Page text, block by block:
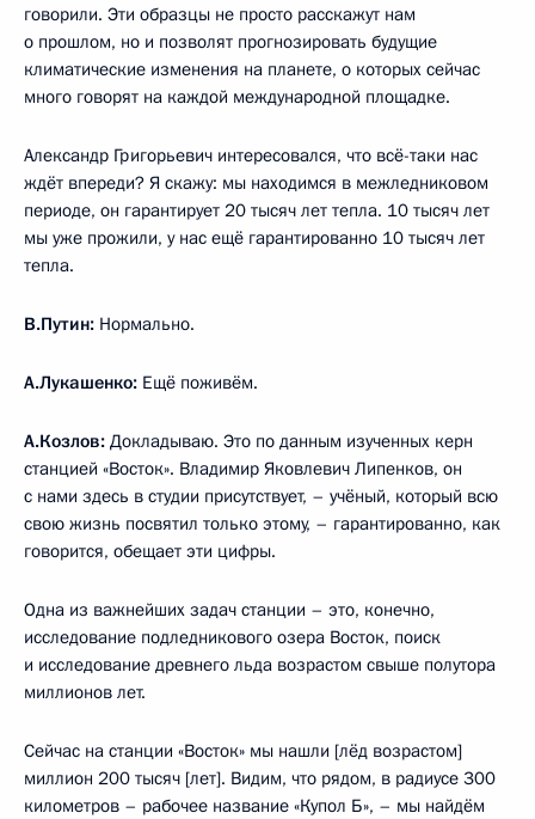
говорили. Эти образцы не просто расскажут нам
о прошлом, но и позволят прогнозировать будущие
климатические изменения на планете, о которых сейчас
много говорят на каждой международной площадке.
Александр Григорьевич интересовался, что всё-таки нас
ждёт впереди? Я скажу: мы находимся в межледниковом
периоде, он гарантирует 20 тысяч лет тепла. 10 тысяч лет
мы уже прожили, у нас ещё гарантированно 10 тысяч лет
тепла.
В.Путин: Нормально.
А.Лукашенко: Ещё поживём.
А.Козлов: Докладываю. Это по данным изученных керн
станцией «Восток». Владимир Яковлевич Липенков, он
с нами здесь в студии присутствует, – учёный, который всю
свою жизнь посвятил только этому, – гарантированно, как
говорится, обещает эти цифры.
Одна из важнейших задач станции – это, конечно,
исследование подледникового озера Восток, поиск
и исследование древнего льда возрастом свыше полутора
миллионов лет.
Сейчас на станции «Восток» мы нашли [лёд возрастом]
миллион 200 тысяч [лет]. Видим, что рядом, в радиусе 300
километров – рабочее название «Купол Б», – мы найдём